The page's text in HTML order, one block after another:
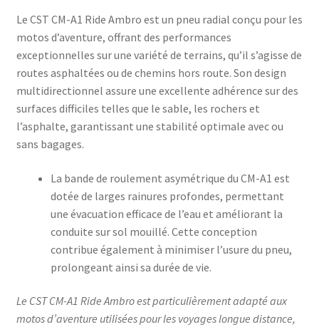
Le CST CM-A1 Ride Ambro est un pneu radial conçu pour les
motos d’aventure, offrant des performances
exceptionnelles sur une variété de terrains, qu’il s’agisse de
routes asphaltées ou de chemins hors route. Son design
multidirectionnel assure une excellente adhérence sur des
surfaces difficiles telles que le sable, les rochers et
l’asphalte, garantissant une stabilité optimale avec ou
sans bagages.
La bande de roulement asymétrique du CM-A1 est
dotée de larges rainures profondes, permettant
une évacuation efficace de l’eau et améliorant la
conduite sur sol mouillé. Cette conception
contribue également à minimiser l’usure du pneu,
prolongeant ainsi sa durée de vie.
Le CST CM-A1 Ride Ambro est particulièrement adapté aux
motos d’aventure utilisées pour les voyages longue distance,